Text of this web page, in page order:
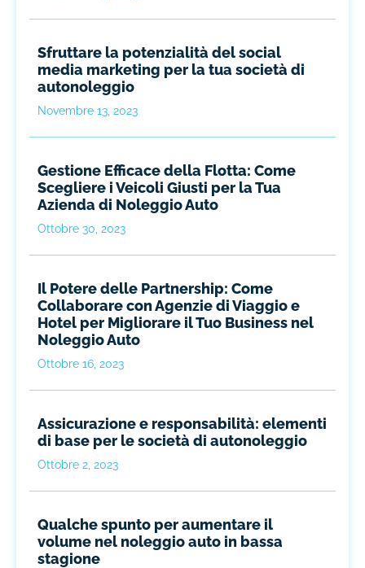
Sfruttare la potenzialità del social
media marketing per la tua società di
autonoleggio
Novembre 13, 2023
Gestione Efficace della Flotta: Come
Scegliere i Veicoli Giusti per la Tua
Azienda di Noleggio Auto
Ottobre 30, 2023
Il Potere delle Partnership: Come
Collaborare con Agenzie di Viaggio e
Hotel per Migliorare il Tuo Business nel
Noleggio Auto
Ottobre 16, 2023
Assicurazione e responsabilità: elementi
di base per le società di autonoleggio
Ottobre 2, 2023
Qualche spunto per aumentare il
volume nel noleggio auto in bassa
stagione